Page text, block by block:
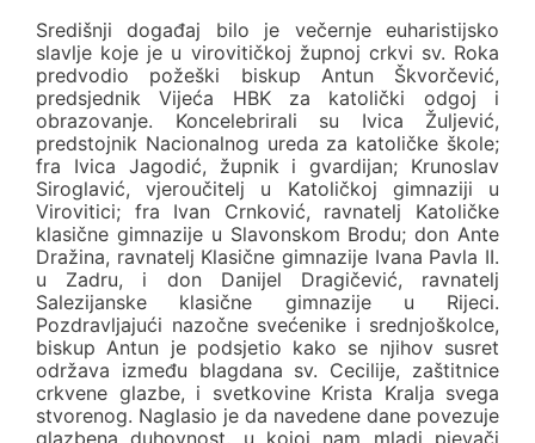
Središnji događaj bilo je večernje euharistijsko
slavlje koje je u virovitičkoj župnoj crkvi sv. Roka
predvodio požeški biskup Antun Škvorčević,
predsjednik Vijeća HBK za katolički odgoj i
obrazovanje. Koncelebrirali su Ivica Žuljević,
predstojnik Nacionalnog ureda za katoličke škole;
fra Ivica Jagodić, župnik i gvardijan; Krunoslav
Siroglavić, vjeroučitelj u Katoličkoj gimnaziji u
Virovitici; fra Ivan Crnković, ravnatelj Katoličke
klasične gimnazije u Slavonskom Brodu; don Ante
Dražina, ravnatelj Klasične gimnazije Ivana Pavla II.
u Zadru, i don Danijel Dragičević, ravnatelj
Salezijanske klasične gimnazije u Rijeci.
Pozdravljajući nazočne svećenike i srednjoškolce,
biskup Antun je podsjetio kako se njihov susret
održava između blagdana sv. Cecilije, zaštitnice
crkvene glazbe, i svetkovine Krista Kralja svega
stvorenog. Naglasio je da navedene dane povezuje